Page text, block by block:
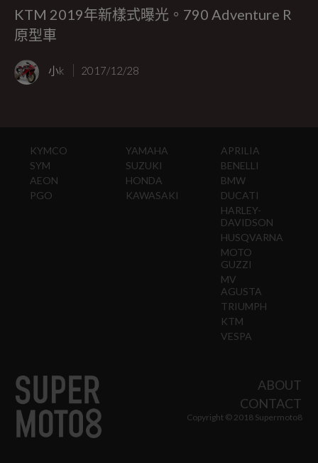
KTM 2019年新樣式曝光。790 Adventure R
原型車
小k 2017/12/28
KYMCO
SYM
AEON
PGO
YAMAHA
SUZUKI
HONDA
KAWASAKI
APRILIA
BENELLI
BMW
DUCATI
HARLEY-
DAVIDSON
HUSQVARNA
MOTO
GUZZI
MV
AGUSTA
TRIUMPH
KTM
VESPA
ABOUT
CONTACT
Copyright © 2018 Supermoto8